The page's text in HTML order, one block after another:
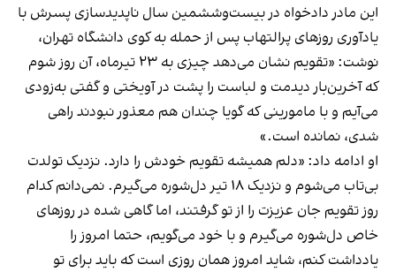
این مادر دادخواه در بیست‌وششمین سال ناپدیدسازی پسرش با
یادآوری روزهای پرالتهاب پس از حمله به کوی دانشگاه تهران،
نوشت: «تقویم نشان می‌دهد چیزی به ۲۳ تیرماه، آن روز شوم
که آخرین‌بار دیدمت و لباست را پشت در آویختی و گفتی به‌زودی
می‌آیم و با مامورینی که گویا چندان هم معذور نبودند راهی
شدی، نمانده است.»
او ادامه داد: «دلم همیشه تقویم خودش را دارد. نزدیک تولدت
بی‌تاب می‌شوم و نزدیک ۱۸ تیر دل‌شوره می‌گیرم. نمی‌دانم کدام
روز تقویم جان عزیزت را از تو گرفتند، اما گاهی شده در روزهای
خاص دل‌شوره می‌گیرم و با خود می‌گویم، حتما امروز را
یادداشت کنم، شاید امروز همان روزی‌ است که باید برای تو